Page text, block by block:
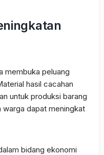
membuka peluang
hasil cacahan
untuk produksi barang
warga dapat meningkat
bidang ekonomi